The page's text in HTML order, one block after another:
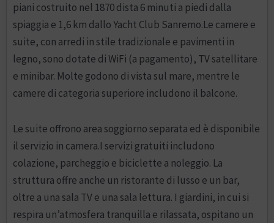
piani costruito nel 1870 dista 6 minuti a piedi dalla
spiaggia e 1,6 km dallo Yacht Club Sanremo.Le camere e
suite, con arredi in stile tradizionale e pavimenti in
legno, sono dotate di WiFi (a pagamento), TV satellitare
e minibar. Molte godono di vista sul mare, mentre le
camere di categoria superiore includono il balcone.
Le suite offrono area soggiorno separata ed è disponibile
il servizio in camera.I servizi gratuiti includono
colazione, parcheggio e biciclette a noleggio. La
struttura offre anche un ristorante di lusso e un bar,
oltre a una sala TV e una sala lettura. I giardini, in cui si
respira un’atmosfera tranquilla e rilassata, ospitano un